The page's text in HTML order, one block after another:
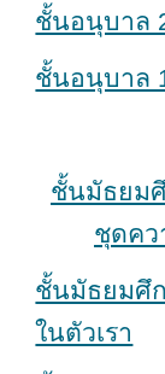
ชั้นอนุบาล
ชั้นอนุบาล
ชั้นมัธยม
ชุดคว
ชั้นมัธยมศึ
ในตัวเรา